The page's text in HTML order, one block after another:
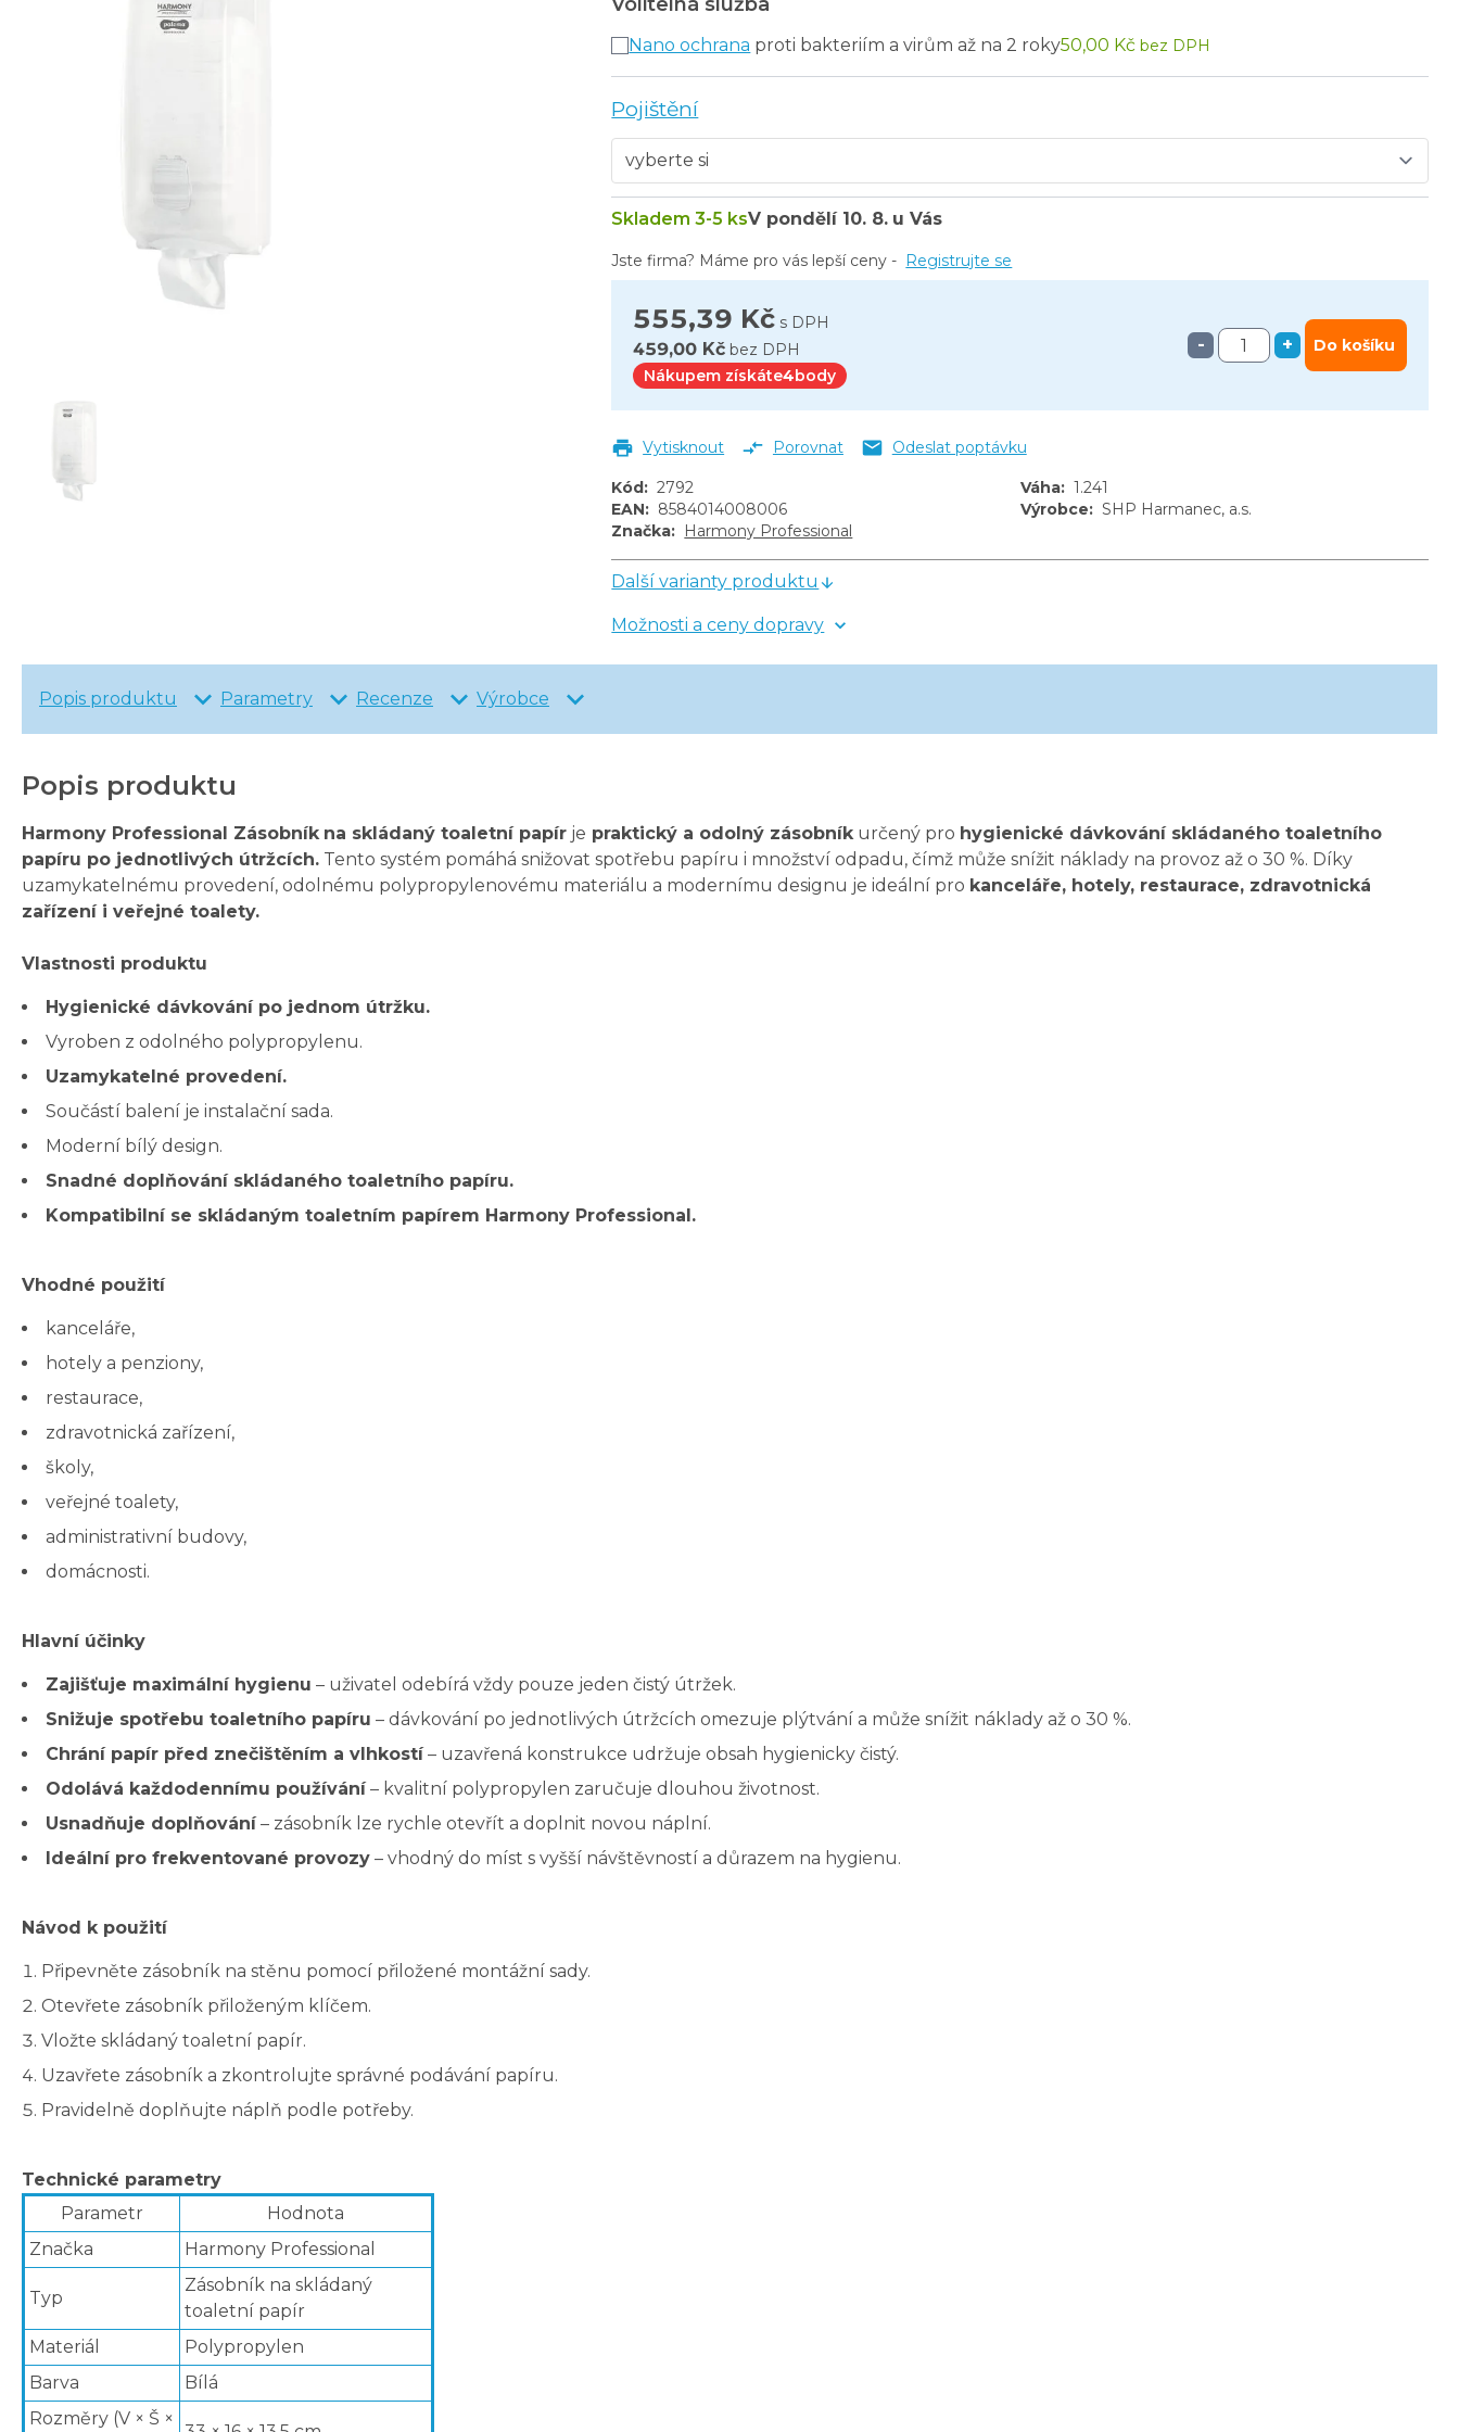
Clar systems Nerezový zásobník na toaletní papír Jumbo 250 mm mat
555,39 Kč s DPH
459,00 Kč bez DPH
Nákupem získáte4body
- + Do košíku
Skladem 3-5 ksV pondělí 10. 8. u Vás
Nano ochrana proti bakteriím a virům až na 2 roky50,00 Kč bez DPH
Pojištění
Jste firma? Máme pro vás lepší ceny - Registrujte se
Vytisknout Porovnat Odeslat poptávku
Kód: 2792 Váha: 1.241
EAN: 8584014008006 Výrobce: SHP Harmanec, a.s.
Značka: Harmony Professional
Další varianty produktu
Možnosti a ceny dopravy
Popis produktu Parametry Recenze Výrobce
Popis produktu
Harmony Professional Zásobník na skládaný toaletní papír je praktický a odolný zásobníkurčený pro hygienické dávkování skládaného toaletního
papíru po jednotlivých útržcích. Tento systém pomáhá snižovat spotřebu papíru i množství odpadu, čímž může snížit náklady na provoz až o 30 %. Díky
uzamykatelnému provedení, odolnému polypropylenovému materiálu a modernímu designu je ideální pro kanceláře, hotely, restaurace, zdravotnická
zařízení i veřejné toalety.
Vlastnosti produktu
Hygienické dávkování po jednom útržku.
Vyroben z odolného polypropylenu.
Uzamykatelné provedení.
Součástí balení je instalační sada.
Moderní bílý design.
Snadné doplňování skládaného toaletního papíru.
Kompatibilní se skládaným toaletním papírem Harmony Professional.
Vhodné použití
kanceláře,
hotely a penziony,
restaurace,
zdravotnická zařízení,
školy,
veřejné toalety,
administrativní budovy,
domácnosti.
Hlavní účinky
Zajišťuje maximální hygienu – uživatel odebírá vždy pouze jeden čistý útržek.
Snižuje spotřebu toaletního papíru – dávkování po jednotlivých útržcích omezuje plýtvání a může snížit náklady až o 30 %.
Chrání papír před znečištěním a vlhkostí– uzavřená konstrukce udržuje obsah hygienicky čistý.
Odolává každodennímu používání– kvalitní polypropylen zaručuje dlouhou životnost.
Usnadňuje doplňování– zásobník lze rychle otevřít a doplnit novou náplní.
Ideální pro frekventované provozy – vhodný do míst s vyšší návštěvností a důrazem na hygienu.
Návod k použití
Připevněte zásobník na stěnu pomocí přiložené montážní sady.
Otevřete zásobník přiloženým klíčem.
Vložte skládaný toaletní papír.
Uzavřete zásobník a zkontrolujte správné podávání papíru.
Pravidelně doplňujte náplň podle potřeby.
Technické parametry
Parametr
Hodnota
Značka
Harmony Professional
Typ
Zásobník na skládaný
toaletní papír
Materiál
Polypropylen
Barva
Bílá
Rozměry (V × Š ×